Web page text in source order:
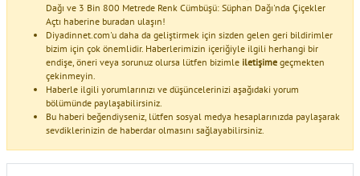
Dağı ve 3 Bin 800 Metrede Renk Cümbüşü: Süphan Dağı'nda Çiçekler
Açtı haberine buradan ulaşın!
Diyadinnet.com'u daha da geliştirmek için sizden gelen geri bildirimler
bizim için çok önemlidir. Haberlerimizin içeriğiyle ilgili herhangi bir
endişe, öneri veya sorunuz olursa lütfen bizimle iletişime geçmekten
çekinmeyin.
Haberle ilgili yorumlarınızı ve düşüncelerinizi aşağıdaki yorum
bölümünde paylaşabilirsiniz.
Bu haberi beğendiyseniz, lütfen sosyal medya hesaplarınızda paylaşarak
sevdiklerinizin de haberdar olmasını sağlayabilirsiniz.